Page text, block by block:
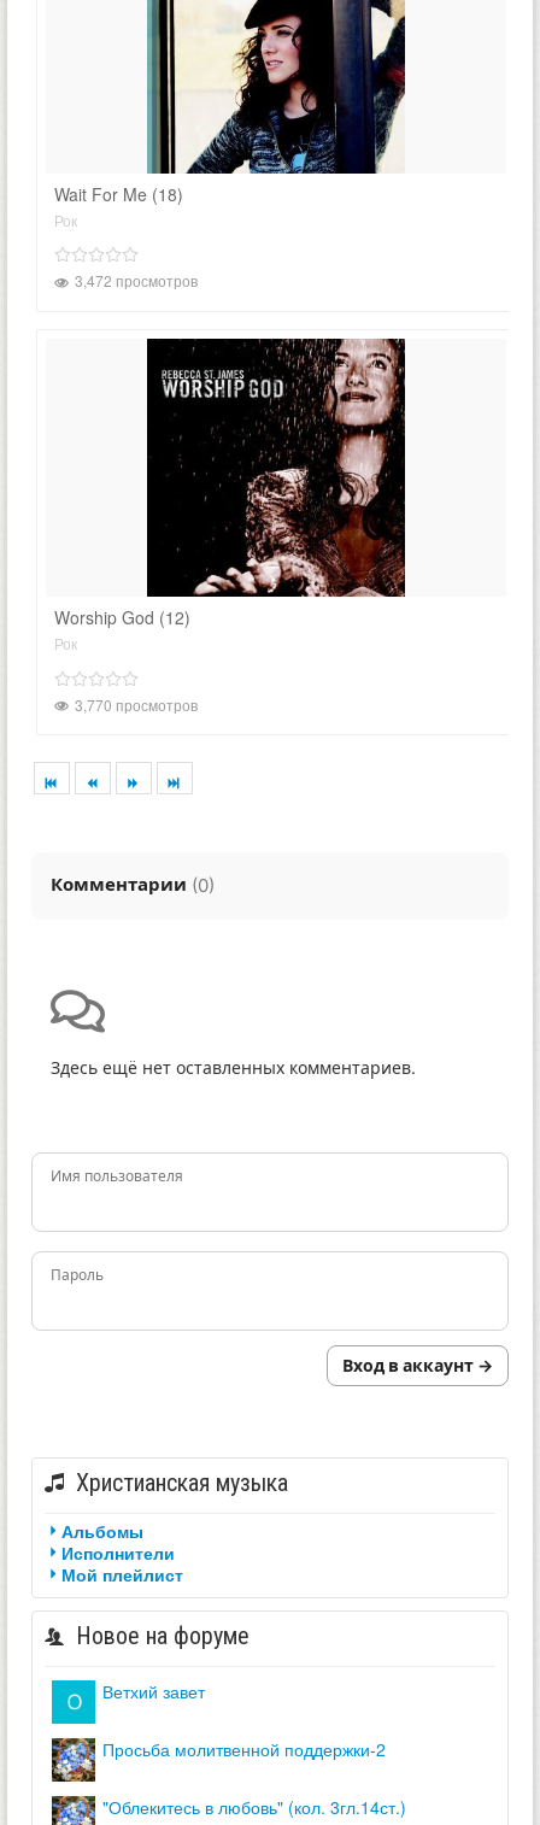
Wait For Me (18)
Рок
3,472 просмотров
Worship God (12)
Рок
3,770 просмотров
Комментарии (0)
Здесь ещё нет оставленных комментариев.
Имя пользователя
Пароль
Вход в аккаунт →
Христианская музыка
Альбомы
Исполнители
Мой плейлист
Новое на форуме
ветхий завет
просьба молитвенной поддержки-2
"облекитесь в любовь" (кол. 3гл.14ст.)